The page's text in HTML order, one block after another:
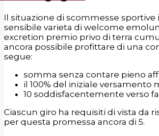
Il situazione di scommesse
sensibile varieta di welcome
excretion premio privo di terra
ancora possibile profittare di una
segue:
somma senza contare pieno
il 100% del iniziale versamento
10 soddisfacentemente verso
Ciascun giro ha requisiti di vista da
per questa promessa ancora di 5.